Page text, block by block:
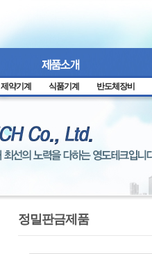
제약기계 식품기계 반도체장비
정밀판금제품